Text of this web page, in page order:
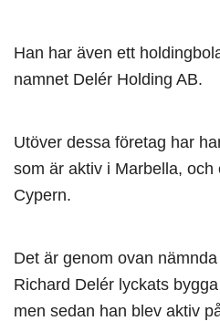
Han har även ett
namnet Delér Holding AB.
Utöver dessa företag har
som är aktiv i Marbella, och
Cypern.
Det är genom ovan
Richard Delér lyckats
men sedan han blev aktiv